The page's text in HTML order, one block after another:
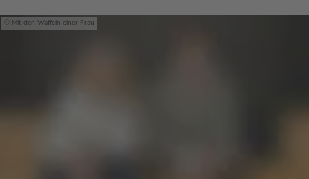
Mit den Waffeln einer Frau